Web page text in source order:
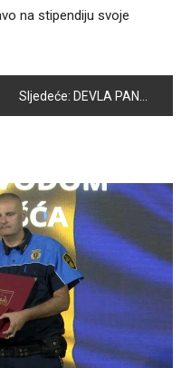
na stipendiju svoje
Sljedeće: DEVLA PANJETA DOBITNICA SREBRNE ZNAČKE UNIVERZITETA U SARAJEVU